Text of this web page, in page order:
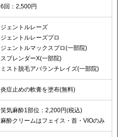
6回：2,500円
ジェントルレーズ
ジェントルレーズプロ
ジェントルマックスプロ(一部院)
スプレンダーX(一部院)
ミスト脱毛アバランチレイズ(一部院)
炎症止めの軟膏を塗布(無料)
笑気麻酔1部位：2,200円(税込)
麻酔クリームはフェイス・首・VIOのみ